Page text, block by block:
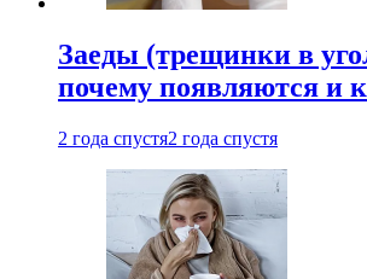
Заеды (трещинки в
почему появляются и
2 года спустя2 года спустя